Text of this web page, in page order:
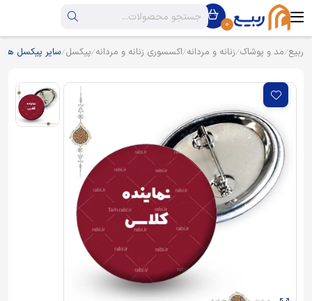
0
ربیع مد و پوشاک زنانه و مردانه اکسسوری زنانه و مردانه پیکسل سایر پیکسل ها